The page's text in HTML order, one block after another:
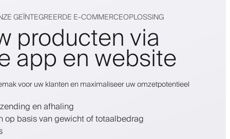
GEÏNTEGREERDE E-COMMERCEOPLOSSING
producten via
app en website
voor uw klanten en maximaliseer uw omzetpotentieel
en afhaling
op basis van gewicht of totaalbedrag